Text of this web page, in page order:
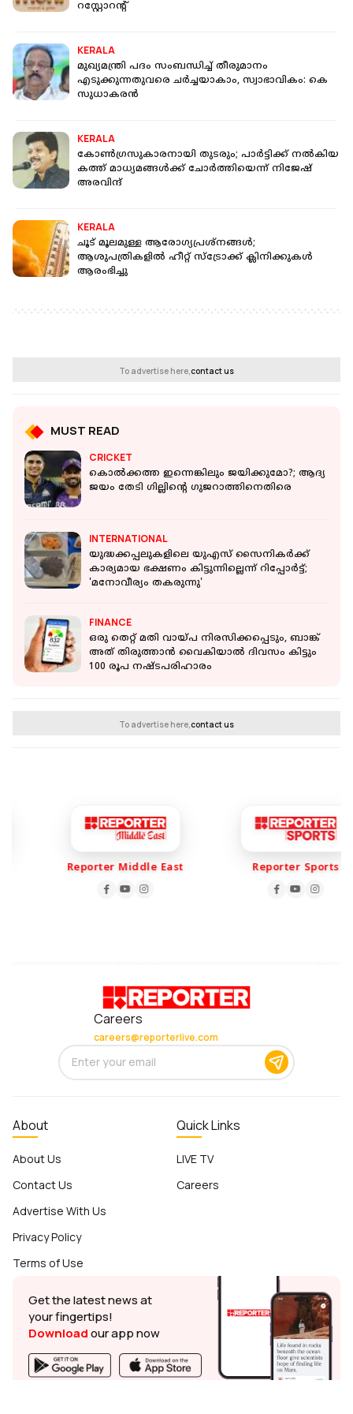
റസ്റ്റോറൻ്റ്
KERALA
മുഖ്യമന്ത്രി പദം സംബന്ധിച്ച് തീരുമാനം
എടുക്കുന്നതുവരെ ചര്‍ച്ചയാകാം, സ്വാഭാവികം: കെ
സുധാകരന്‍
KERALA
കോണ്‍ഗ്രസുകാരനായി തുടരും; പാര്‍ട്ടിക്ക് നല്‍കിയ
കത്ത് മാധ്യമങ്ങള്‍ക്ക് ചോര്‍ത്തിയെന്ന് നിജേഷ്
അരവിന്ദ്
KERALA
ചൂട് മൂലമുള്ള ആരോഗ്യപ്രശ്‌നങ്ങള്‍;
ആശുപത്രികളില്‍ ഹീറ്റ് സ്‌ട്രോക്ക് ക്ലിനിക്കുകള്‍
ആരംഭിച്ചു
To advertise here,contact us
MUST READ
CRICKET
കൊൽക്കത്ത ഇന്നെങ്കിലും ജയിക്കുമോ?; ആദ്യ
ജയം തേടി ഗില്ലിന്റെ ഗുജറാത്തിനെതിരെ
INTERNATIONAL
യുദ്ധക്കപ്പലുകളിലെ യുഎസ് സൈനികർക്ക്
കാര്യമായ ഭക്ഷണം കിട്ടുന്നില്ലെന്ന് റിപ്പോര്‍ട്ട്;
'മനോവീര്യം തകരുന്നു'
FINANCE
ഒരു തെറ്റ് മതി വായ്പ നിരസിക്കപ്പെടും, ബാങ്ക്
അത് തിരുത്താൻ വൈകിയാൽ ദിവസം കിട്ടും
100 രൂപ നഷ്ടപരിഹാരം
To advertise here,contact us
Reporter Middle East Reporter Sports
Careers
careers@reporterlive.com
About
About Us
Contact Us
Advertise With Us
Privacy Policy
Terms of Use
Quick Links
LIVE TV
Careers
Get the latest news at
your fingertips!
Downloadour app now